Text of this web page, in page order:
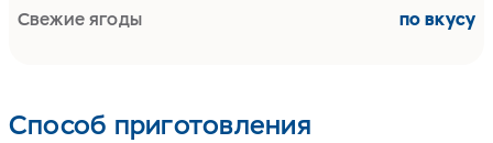
Способ приготовления
Свежие ягоды по вкусу